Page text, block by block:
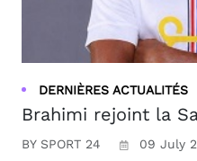
DERNIÈRES ACTUALITÉS
Brahimi rejoint la
BY SPORT 24 09 July